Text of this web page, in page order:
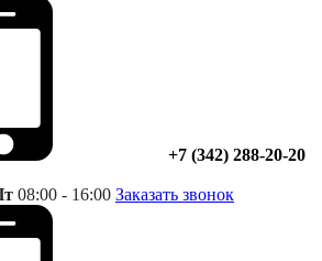
+7 (342) 288-20-20
08:00 - 16:00 Заказать звонок